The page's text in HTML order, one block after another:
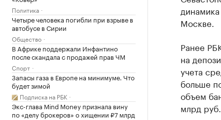
Политика
Четыре человека погибли при взрыве в
автобусе в Сирии
Общество
В Африке поддержали Инфантино
после скандала с продажей прав ЧМ
Спорт
Запасы газа в Европе на минимуме. Что
будет зимой
Подписка на РБК
Экс-глава Mind Money признала вину
по «делу брокеров» о хищении ₽7 млрд
Москве.
Ранее
на
учета
больше
объем
млрд руб.